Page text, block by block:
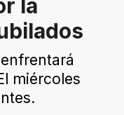
la
miércoles